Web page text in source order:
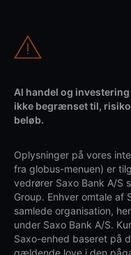
Al handel og
ikke begrænset til,
beløb.
Oplysninger på vores
fra globus-menuen) er
vedrører Saxo Bank A/S
Group. Enhver omtale af
samlede organisation,
under Saxo Bank A/S.
Saxo-enhed baseret på